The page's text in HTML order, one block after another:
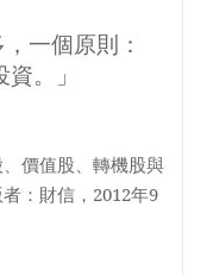
一個原則：
。」
、價值股、轉機股與
：財信， 2012年9